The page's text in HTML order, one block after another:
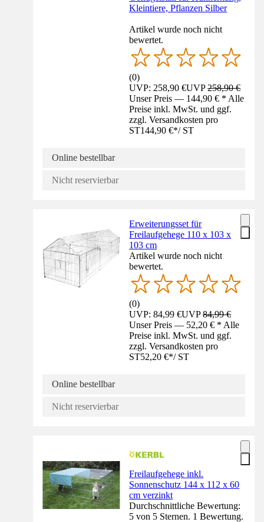
Kleintiere, Pflanzen Silber
Artikel wurde noch nicht
bewertet.
(0)
UVP: 258,90 €UVP258,90 €
Unser Preis — 144,90 € * Alle
Preise inkl. MwSt. und ggf.
zzgl. Versandkosten pro
ST144,90 €*/ ST
Online bestellbar
Nicht reservierbar
Erweiterungsset für
Freilaufgehege 110 x 103 x
103 cm
Artikel wurde noch nicht
bewertet.
(0)
UVP: 84,99 €UVP84,99 €
Unser Preis — 52,20 € * Alle
Preise inkl. MwSt. und ggf.
zzgl. Versandkosten pro
ST52,20 €*/ ST
Online bestellbar
Nicht reservierbar
Freilaufgehege inkl.
Sonnenschutz 144 x 112 x 60
cm verzinkt
Durchschnittliche Bewertung:
5 von 5 Sternen. 1 Bewertung.